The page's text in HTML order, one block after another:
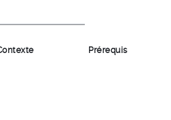
Prérequis